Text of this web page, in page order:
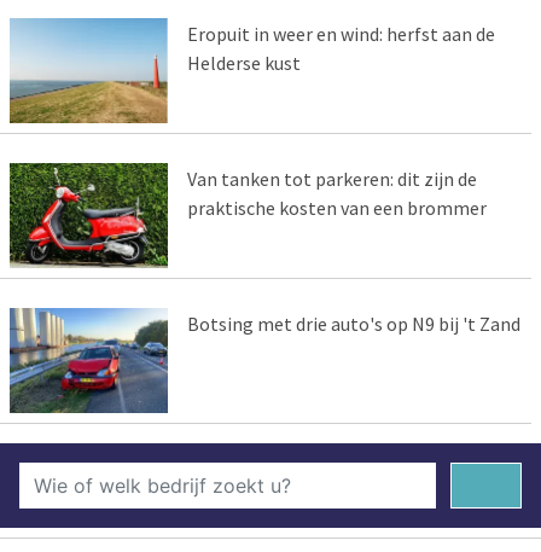
Eropuit in weer en wind: herfst aan de
Helderse kust
Van tanken tot parkeren: dit zijn de
praktische kosten van een brommer
Botsing met drie auto's op N9 bij 't Zand